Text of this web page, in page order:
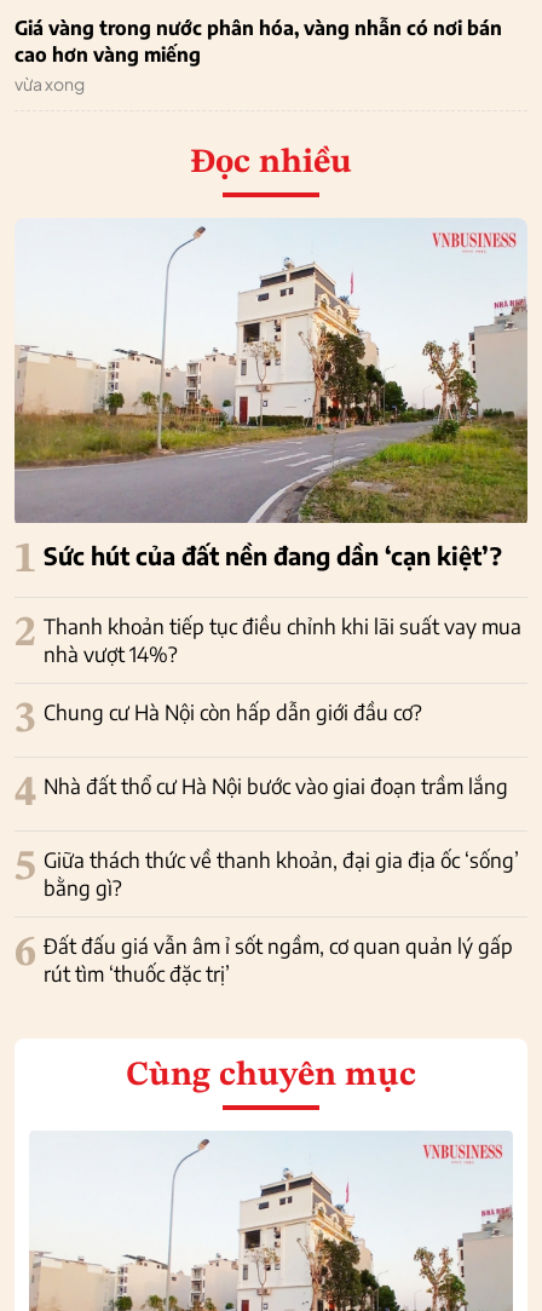
Giá vàng trong nước phân hóa, vàng nhẫn có nơi bán
cao hơn vàng miếng
vừa xong
Đọc nhiều
1 Sức hút của đất nền đang dần ‘cạn kiệt’?
2 Thanh khoản tiếp tục điều chỉnh khi lãi suất vay mua
nhà vượt 14%?
3 Chung cư Hà Nội còn hấp dẫn giới đầu cơ?
4 Nhà đất thổ cư Hà Nội bước vào giai đoạn trầm lắng
5 Giữa thách thức về thanh khoản, đại gia địa ốc ‘sống’
bằng gì?
6 Đất đấu giá vẫn âm ỉ sốt ngầm, cơ quan quản lý gấp
rút tìm ‘thuốc đặc trị’
Cùng chuyên mục